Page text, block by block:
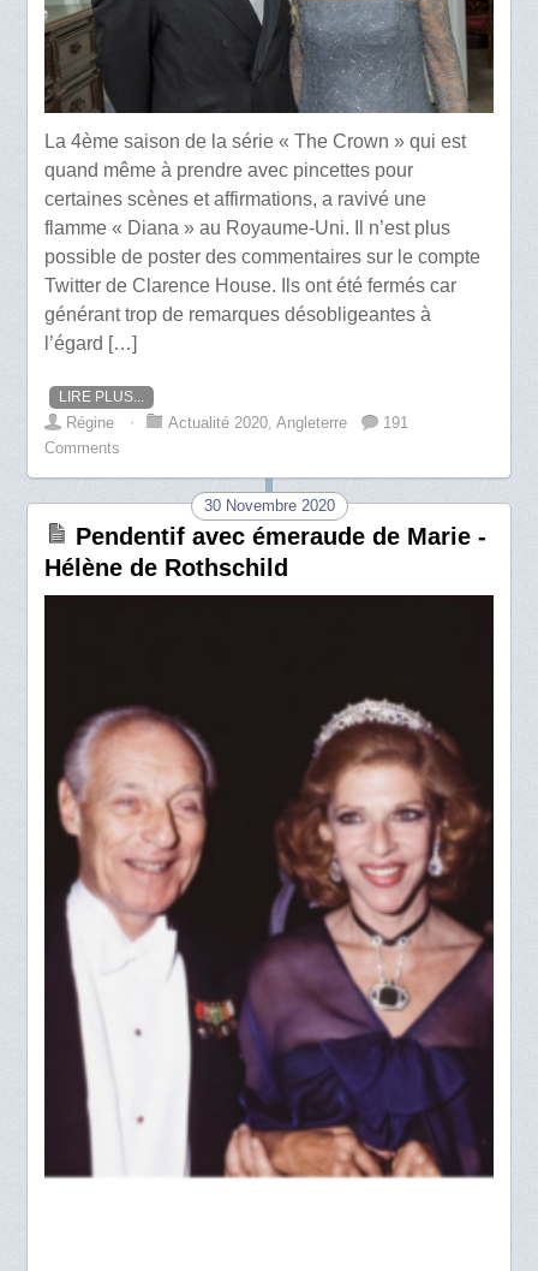
La 4ème saison de la série « The Crown » qui est
quand même à prendre avec pincettes pour
certaines scènes et affirmations, a ravivé une
flamme « Diana » au Royaume-Uni. Il n’est plus
possible de poster des commentaires sur le compte
Twitter de Clarence House. Ils ont été fermés car
générant trop de remarques désobligeantes à
l’égard […]
LIRE PLUS...
Régine ⋅ Actualité 2020,Angleterre
191
Comments
30 Novembre 2020
Pendentif avec émeraude de Marie -
Hélène de Rothschild